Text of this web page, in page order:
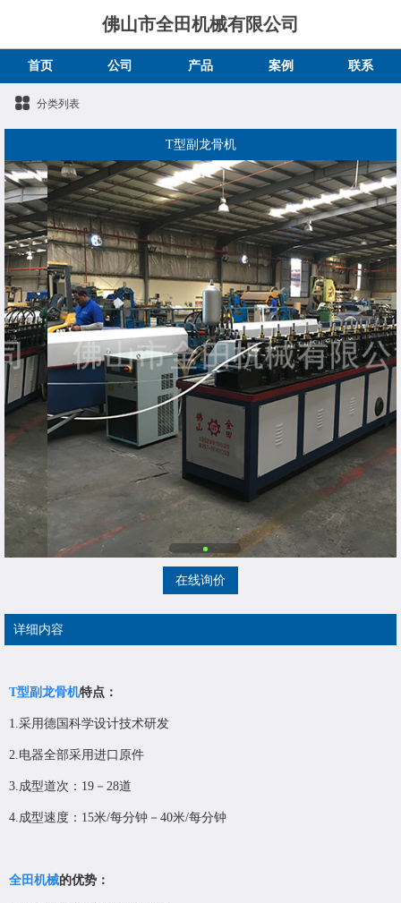
佛山市全田机械有限公司
首页 公司 产品 案例 联系
分类列表
T型副龙骨机
在线询价
详细内容
T型副龙骨机特点：
1.采用德国科学设计技术研发
2.电器全部采用进口原件
3.成型道次：19－28道
4.成型速度：15米/每分钟－40米/每分钟
全田机械的优势：